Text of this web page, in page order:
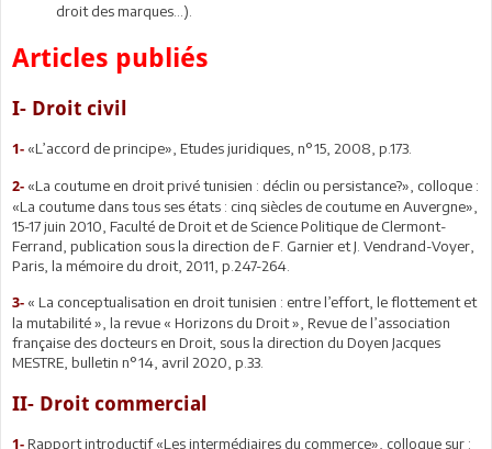
droit des marques…).
Articles publiés
I- Droit civil
1- «L’accord de principe», Etudes juridiques, n°15, 2008, p.173.
2- «La coutume en droit privé tunisien : déclin ou persistance?», colloque :
«La coutume dans tous ses états : cinq siècles de coutume en Auvergne»,
15-17 juin 2010, Faculté de Droit et de Science Politique de Clermont-
Ferrand, publication sous la direction de F. Garnier et J. Vendrand-Voyer,
Paris, la mémoire du droit, 2011, p.247-264.
3- « La conceptualisation en droit tunisien : entre l’effort, le flottement et
la mutabilité », la revue « Horizons du Droit », Revue de l’association
française des docteurs en Droit, sous la direction du Doyen Jacques
MESTRE, bulletin n°14, avril 2020, p.33.
II- Droit commercial
1- Rapport introductif «Les intermédiaires du commerce», colloque sur :